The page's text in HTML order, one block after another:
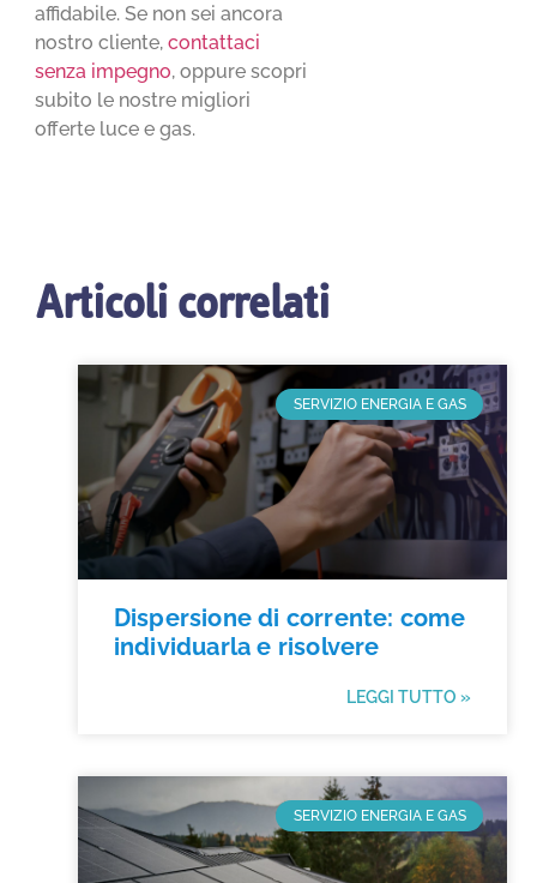
affidabile. Se non sei ancora
nostro cliente,contattaci
senza impegno, oppure scopri
subito le nostre migliori
offerte luce e gas.
Articoli correlati
SERVIZIO ENERGIA E GAS
Dispersione di corrente: come
individuarla e risolvere
LEGGI TUTTO »
SERVIZIO ENERGIA E GAS